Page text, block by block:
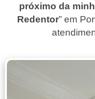
próximo da
Redentor” em